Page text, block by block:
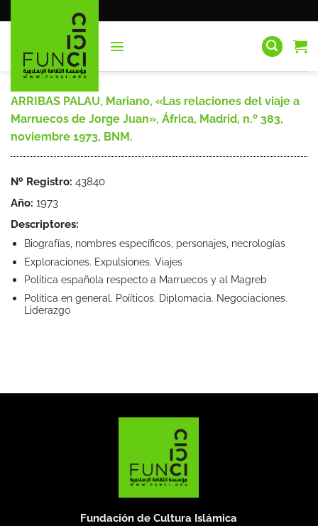
al
ARRIBAS PALAU, Mariano, «Las relaciones del viaje a
Marruecos de Jorge Juan», África, Madrid, n.º 383,
noviembre 1973, BNM.
Nº Registro: 43840
Año: 1973
Descriptores:
Biografías, nombres específicos, personajes, necrologías
Exploraciones. Expulsiones. Viajes
Política española respecto a Marruecos y al Magreb
Política en general. Poííticos. Diplomacia. Negociaciones.
Liderazgo
Fundación de Cultura Islámica